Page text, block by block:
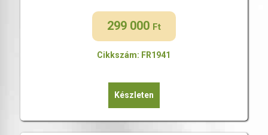
299 000 Ft
Cikkszám: FR1941
Készleten